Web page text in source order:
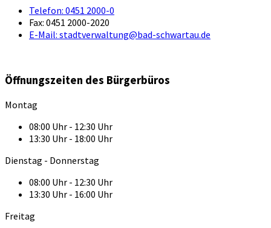
Telefon: 0451 2000-0
Fax: 0451 2000-2020
E-Mail: stadtverwaltung@bad-schwartau.de
Öffnungszeiten des Bürgerbüros
Montag
08:00 Uhr - 12:30 Uhr
13:30 Uhr - 18:00 Uhr
Dienstag - Donnerstag
08:00 Uhr - 12:30 Uhr
13:30 Uhr - 16:00 Uhr
Freitag